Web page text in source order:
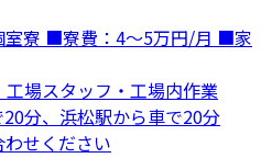
寮 ■寮費：4～5万円/月 ■家
工場スタッフ・工場内作業
分、浜松駅から車で20分
せください